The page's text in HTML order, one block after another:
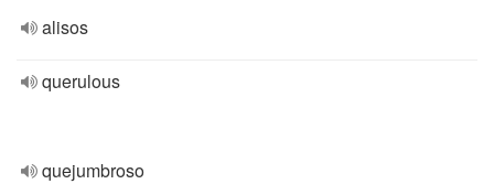
alisos
querulous
quejumbroso